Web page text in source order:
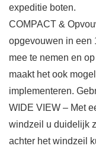
expeditie boten.
COMPACT &
opgevouwen in een
mee te nemen en
maakt het ook
implementeren.
WIDE VIEW – Met
windzeil u duidelijk
achter het windzeil